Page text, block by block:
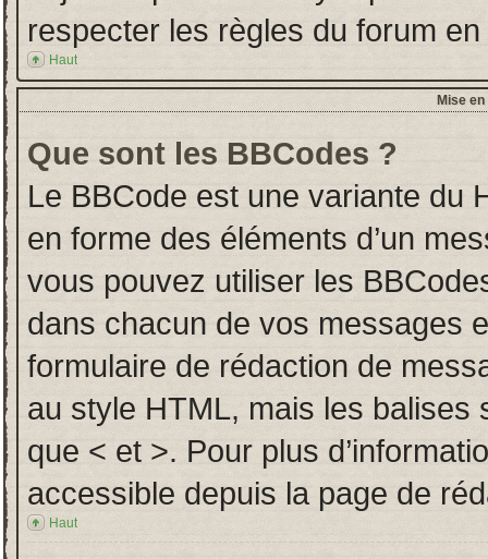
respecter les règles du forum
Haut
Mise
Que sont les BBCodes ?
Le BBCode est une variante du
en forme des éléments d’un
vous pouvez utiliser les
dans chacun de vos messages
formulaire de rédaction de
au style HTML, mais les
que < et >. Pour plus
accessible depuis la page de
Haut